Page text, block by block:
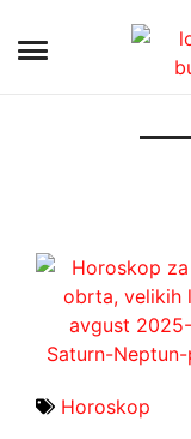
Horoskop